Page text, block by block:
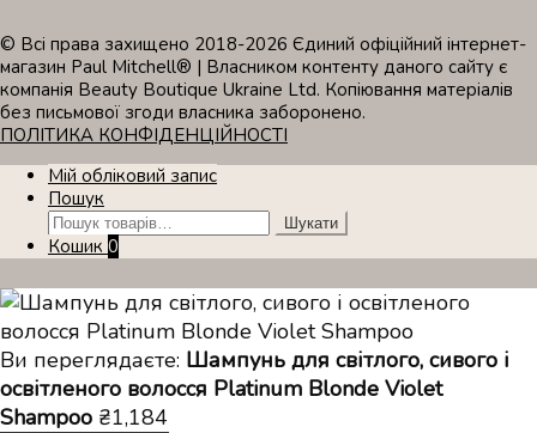
© Всі права захищено 2018-2026 Єдиний офіційний інтернет-
магазин Paul Mitchell® | Власником контенту даного сайту є
компанія Beauty Boutique Ukraine Ltd. Копіювання матеріалів
без письмової згоди власника заборонено.
ПОЛІТИКА КОНФІДЕНЦІЙНОСТІ
Мій обліковий запис
Пошук
Шукати:
Шукати
Кошик 0
Ви переглядаєте: Шампунь для світлого, сивого і
освітленого волосся Platinum Blonde Violet
Shampoo ₴1,184